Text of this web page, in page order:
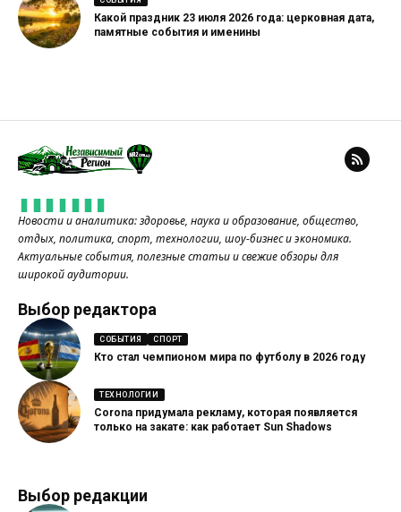
Какой праздник 23 июля 2026 года: церковная дата,
памятные события и именины
Новости и аналитика: здоровье, наука и образование, общество,
отдых, политика, спорт, технологии, шоу-бизнес и экономика.
Актуальные события, полезные статьи и свежие обзоры для
широкой аудитории.
Выбор редактора
СОБЫТИЯ СПОРТ
Кто стал чемпионом мира по футболу в 2026 году
ТЕХНОЛОГИИ
Corona придумала рекламу, которая появляется
только на закате: как работает Sun Shadows
Выбор редакции